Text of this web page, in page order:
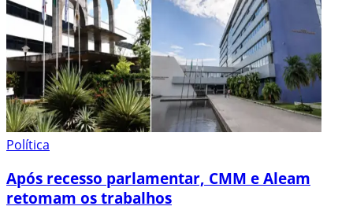
Política
Após recesso parlamentar, CMM e Aleam
retomam os trabalhos